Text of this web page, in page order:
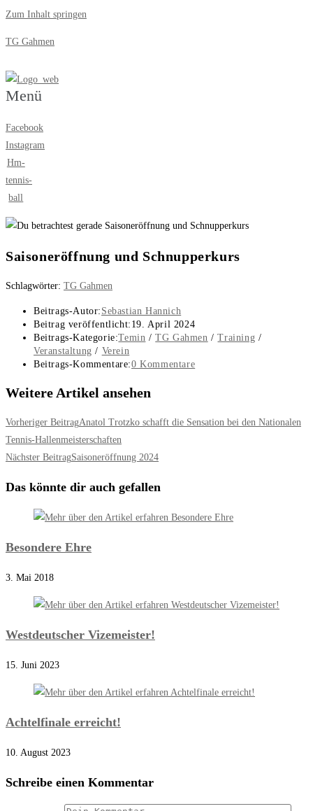
Zum Inhalt springen
TG Gahmen
Menü
Facebook
Instagram
Hm-
tennis-
ball
Saisoneröffnung und Schnupperkurs
Schlagwörter: TG Gahmen
Beitrags-Autor: Sebastian Hannich
Beitrag veröffentlicht: 19. April 2024
Beitrags-Kategorie:Temin / TG Gahmen / Training /
Veranstaltung / Verein
Beitrags-Kommentare:0 Kommentare
Weitere Artikel ansehen
Vorheriger BeitragAnatol Trotzko schafft die Sensation bei den Nationalen
Tennis-Hallenmeisterschaften
Nächster BeitragSaisoneröffnung 2024
Das könnte dir auch gefallen
Besondere Ehre
3. Mai 2018
Westdeutscher Vizemeister!
15. Juni 2023
Achtelfinale erreicht!
10. August 2023
Schreibe einen Kommentar